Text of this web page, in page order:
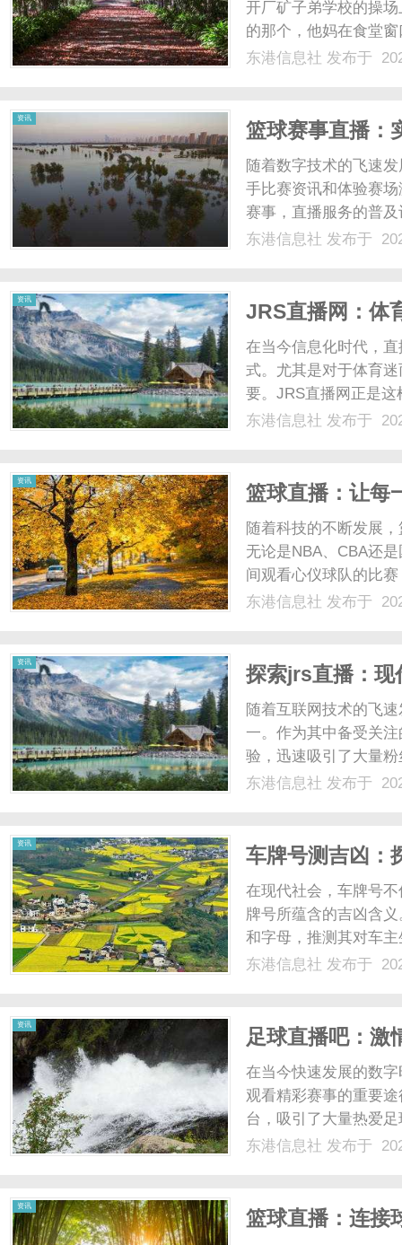
从厂矿子弟到机
开厂矿子弟学校的操
的那个，他妈在食堂
间里叫他是“建国”；
东港信息社 发布于
资讯
篮球赛事直播：
随着数字技术的飞速
手比赛资讯和体验赛
赛事，直播服务的普
先，篮球赛事直播为
东港信息社 发布于
资讯
JRS直播网：体
在当今信息化时代，
式。尤其是对于体育
要。JRS直播网正是
捷的赛事直播服务。
东港信息社 发布于
资讯
篮球直播：让每
随着科技的不断发展
无论是NBA、CBA还
间观看心仪球队的比
观众的观看体验，还
东港信息社 发布于
资讯
探索jrs直播：现
随着互联网技术的飞
一。作为其中备受关
验，迅速吸引了大量
直播内容著称，涵盖
东港信息社 发布于
资讯
车牌号测吉凶：
在现代社会，车牌号
牌号所蕴含的吉凶含
和字母，推测其对车
车牌号测吉凶的原理
东港信息社 发布于
资讯
足球直播吧：激
在当今快速发展的数
观看精彩赛事的重要
台，吸引了大量热爱
更是一个互动、交流
东港信息社 发布于
资讯
篮球直播：连接